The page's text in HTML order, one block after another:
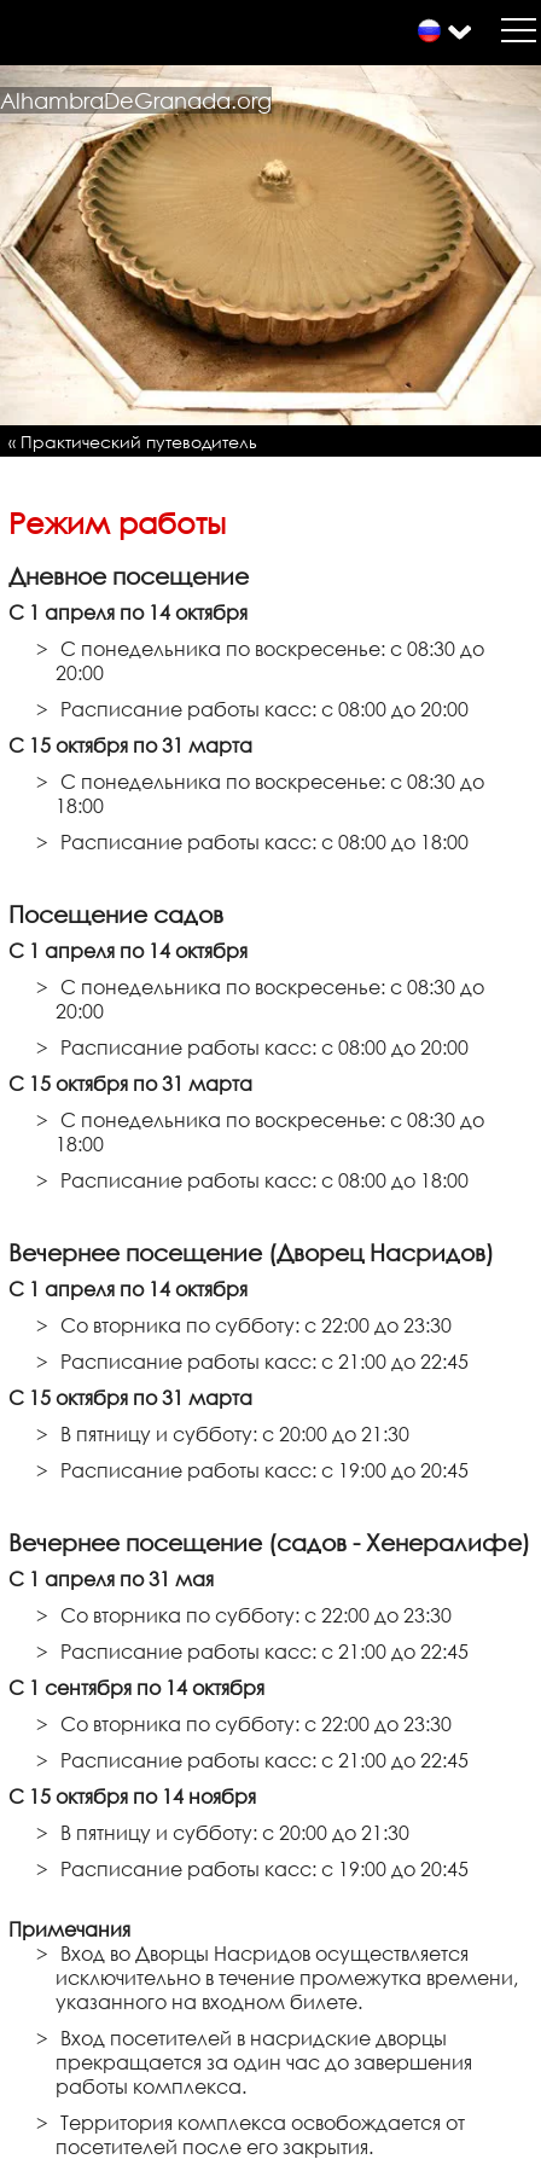
AlhambraDeGranada.org
« Практический путеводитель
Режим работы
Дневное посещение
С 1 апреля по 14 октября
С понедельника по воскресенье: с 08:30 до
20:00
Расписание работы касс: с 08:00 до 20:00
С 15 октября по 31 марта
С понедельника по воскресенье: с 08:30 до
18:00
Расписание работы касс: с 08:00 до 18:00
Посещение садов
С 1 апреля по 14 октября
С понедельника по воскресенье: с 08:30 до
20:00
Расписание работы касс: с 08:00 до 20:00
С 15 октября по 31 марта
С понедельника по воскресенье: с 08:30 до
18:00
Расписание работы касс: с 08:00 до 18:00
Вечернее посещение (Дворец Насридов)
С 1 апреля по 14 октября
Со вторника по субботу: с 22:00 до 23:30
Расписание работы касс: с 21:00 до 22:45
С 15 октября по 31 марта
В пятницу и субботу: с 20:00 до 21:30
Расписание работы касс: с 19:00 до 20:45
Вечернее посещение (садов - Хенералифе)
С 1 апреля по 31 мая
Со вторника по субботу: с 22:00 до 23:30
Расписание работы касс: с 21:00 до 22:45
С 1 сентября по 14 октября
Со вторника по субботу: с 22:00 до 23:30
Расписание работы касс: с 21:00 до 22:45
С 15 октября по 14 ноября
В пятницу и субботу: с 20:00 до 21:30
Расписание работы касс: с 19:00 до 20:45
Примечания
Вход во Дворцы Насридов осуществляется
исключительно в течение промежутка времени,
указанного на входном билете.
Вход посетителей в насридские дворцы
прекращается за один час до завершения
работы комплекса.
Территория комплекса освобождается от
посетителей после его закрытия.